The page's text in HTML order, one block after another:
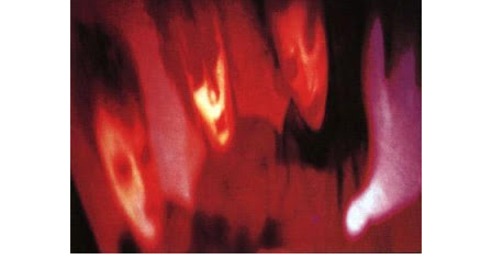
mettre sous tous les yeux. C'est cela...